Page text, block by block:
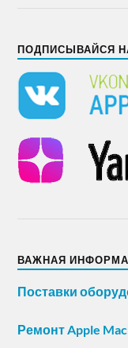
ПОДПИСЫВАЙСЯ
ВАЖНАЯ
Поставки
Ремонт Apple